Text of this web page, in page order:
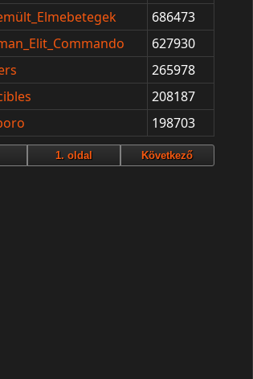
686473
627930
265978
208187
198703